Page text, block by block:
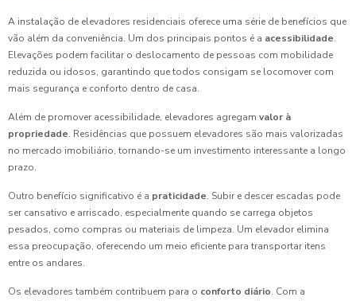
A instalação de elevadores residenciais oferece uma série de benefícios que
vão além da conveniência. Um dos principais pontos é a acessibilidade.
Elevações podem facilitar o deslocamento de pessoas com mobilidade
reduzida ou idosos, garantindo que todos consigam se locomover com
mais segurança e conforto dentro de casa.
Além de promover acessibilidade, elevadores agregam valor à
propriedade. Residências que possuem elevadores são mais valorizadas
no mercado imobiliário, tornando-se um investimento interessante a longo
prazo.
Outro benefício significativo é a praticidade. Subir e descer escadas pode
ser cansativo e arriscado, especialmente quando se carrega objetos
pesados, como compras ou materiais de limpeza. Um elevador elimina
essa preocupação, oferecendo um meio eficiente para transportar itens
entre os andares.
Os elevadores também contribuem para o conforto diário. Com a